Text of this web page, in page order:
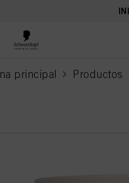
principal Productos